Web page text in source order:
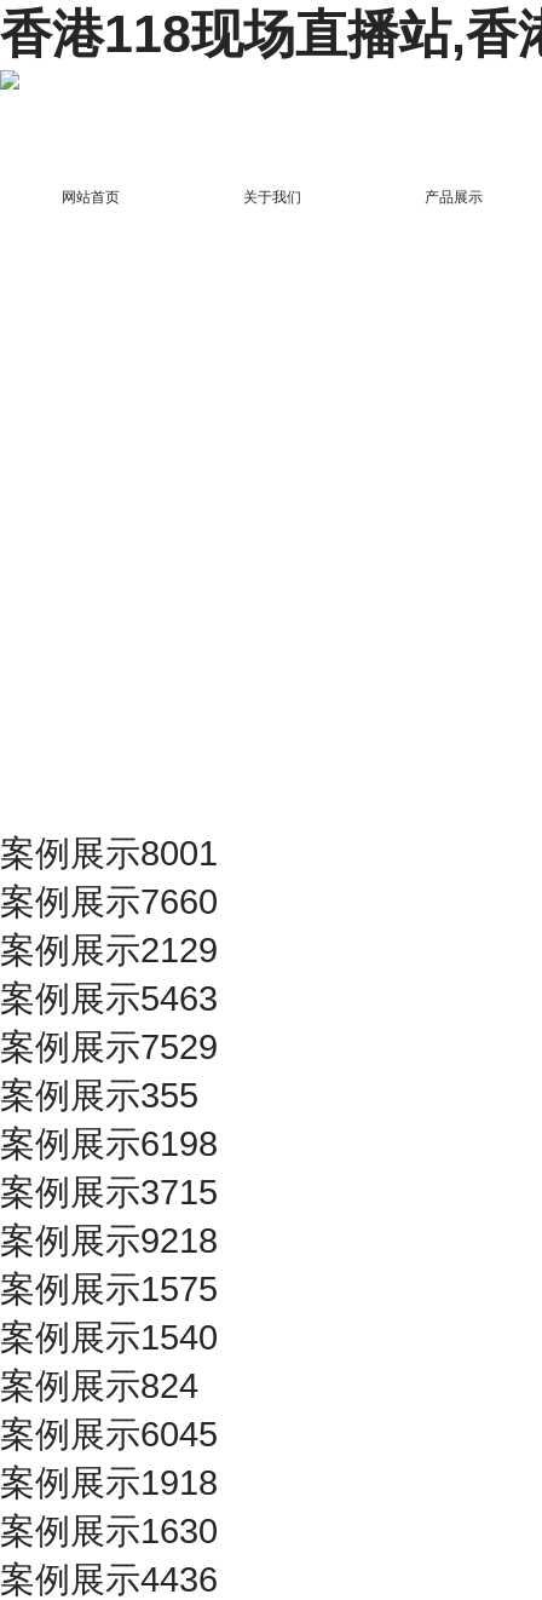
香港118现场直播站,香
网站首页 关于我们 产品展示
案例展示8001
案例展示7660
案例展示2129
案例展示5463
案例展示7529
案例展示355
案例展示6198
案例展示3715
案例展示9218
案例展示1575
案例展示1540
案例展示824
案例展示6045
案例展示1918
案例展示1630
案例展示4436